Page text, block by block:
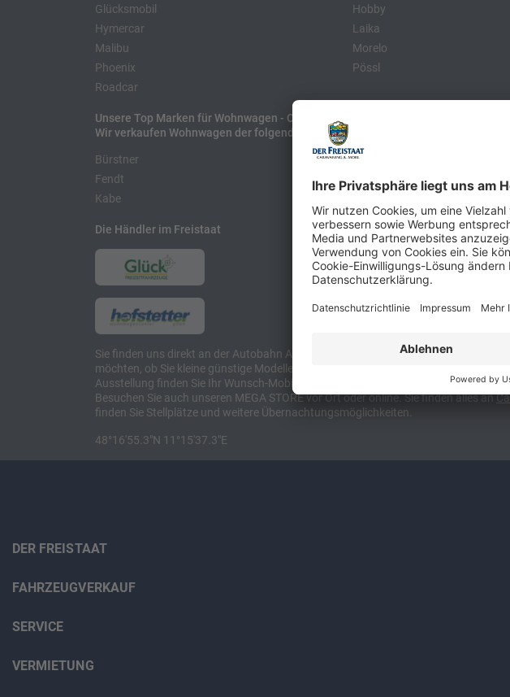
Glücksmobil
Hymercar
Malibu
Phoenix
Roadcar
Hobby
Laika
Morelo
Pössl
Unsere Top Marken für Wohnwagen - Caravans
Wir verkaufen Wohnwagen der folgenden Hersteller:
Bürstner
Fendt
Kabe
Hobby
LMC
Die Händler im Freistaat
Sie finden uns direkt an der Autobahn A8 zwischen München und Stuttgart, 10
möchten, ob Sie kleine günstige Modelle suchen, etwa kompakte Camper Vans,
Ausstellung finden Sie Ihr Wunsch-Mobil und alles für Camping und Caravaning!
Besuchen Sie auch unseren MEGA STORE vor Ort oder online. Sie finden alles an
finden Sie Stellplätze und weitere Übernachtungsmöglichkeiten.
48°16'55.3"N 11°15'37.3"E
DER FREISTAAT
FAHRZEUGVERKAUF
SERVICE
VERMIETUNG